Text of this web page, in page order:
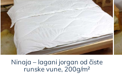
varijanti.
Opcije
biti
izabrane
na
stranici
Ninaja – lagani jorgan od čiste
runske vune, 200g/m²